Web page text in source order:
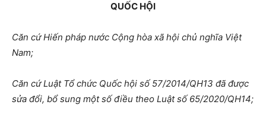
QUỐC HỘI
Căn cứ Hiến pháp nước Cộng hòa xã hội chủ nghĩa Việt
Nam;
Căn cứ Luật Tổ chức Quốc hội số 57/2014/QH13 đã được
sửa đổi, bổ sung một số điều theo Luật số 65/2020/QH14;